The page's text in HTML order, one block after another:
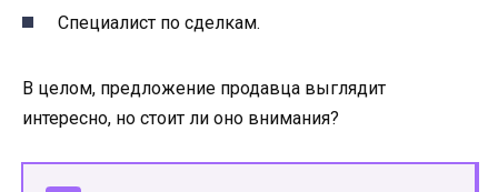
Специалист по сделкам.
В целом, предложение продавца выглядит
интересно, но стоит ли оно внимания?